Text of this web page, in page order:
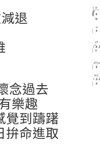
退
念過去
樂趣
覺到躊躇
拚命進取